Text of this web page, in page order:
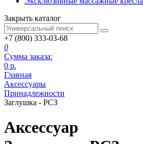
Закрыть каталог
+7 (800) 333-03-68
0
Сумма заказа:
0 р.
Главная
Аксессуары
Принадлежности
Заглушка - PC3
Аксессуар